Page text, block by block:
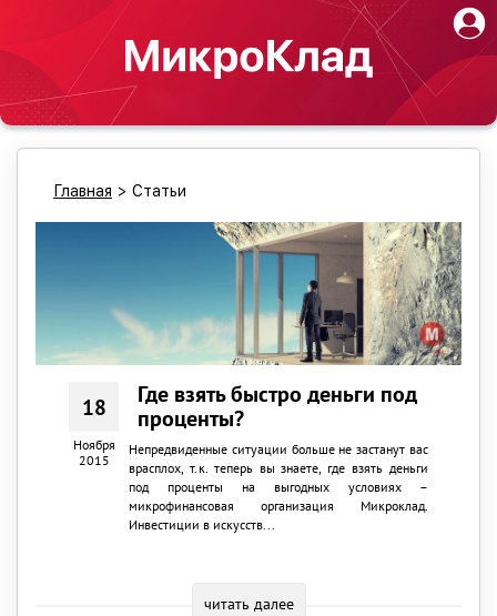
Главная > Статьи
18
Ноября
2015
Где взять быстро деньги под
проценты?
Непредвиденные ситуации больше не застанут вас
врасплох, т.к. теперь вы знаете, где взять деньги
под проценты на выгодных условиях –
микрофинансовая организация Микроклад.
Инвестиции в искусств...
читать далее